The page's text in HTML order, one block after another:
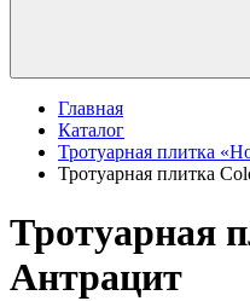
Главная
Каталог
Тротуарная плитка
Тротуарная плитка
Тротуарная
Антрацит